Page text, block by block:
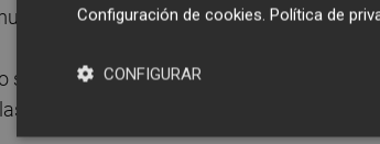
efectivas.
sabía que el Real Betis Féminas debía dar
del Puchades no iban a facilitar.
Configuración de cookies. Política de
CONFIGURAR